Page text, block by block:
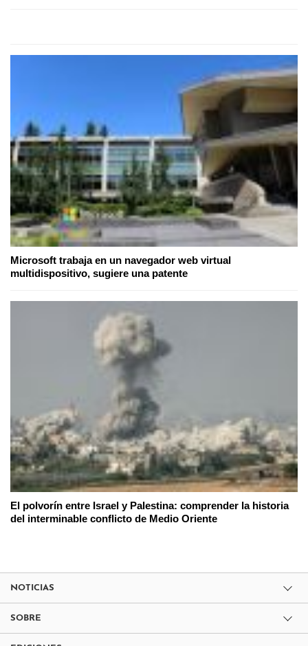
Microsoft trabaja en un navegador web virtual
multidispositivo, sugiere una patente
El polvorín entre Israel y Palestina: comprender la historia
del interminable conflicto de Medio Oriente
NOTICIAS
SOBRE